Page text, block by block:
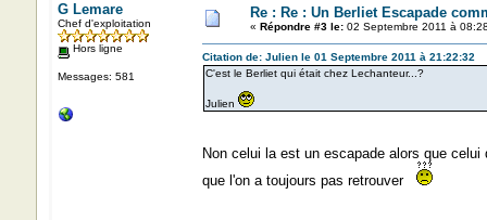
G Lemare
Chef d'exploitation
Hors ligne
Messages: 581
Re : Re : Un Berliet Escapade
« Répondre #3 le:02 Septembre 2011 à
Citation de: Julien le 01 Septembre 2011 à 21:22:32
C'est le Berliet qui était chez Lechanteur...?
Julien
Non celui la est un escapade alors que
que l'on a toujours pas retrouver